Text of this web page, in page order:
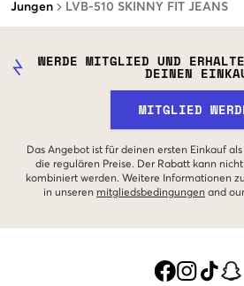
Jungen LVB-510 SKINNY FIT JEANS
WERDE MITGLIED UND
DEINEN
MITGLIED
Das Angebot ist für deinen ersten Einkauf
die regulären Preise. Der Rabatt kann
kombiniert werden. Weitere Informationen
in unseren mitgliedsbedingungen and our